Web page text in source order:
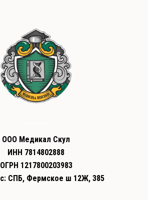
ООО Медикал Скул
ИНН 7814802888
ОГРН 1217800203983
СПБ, Фермское ш 12Ж, 385